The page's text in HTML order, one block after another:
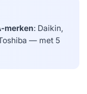
merken: Daikin,
— met 5